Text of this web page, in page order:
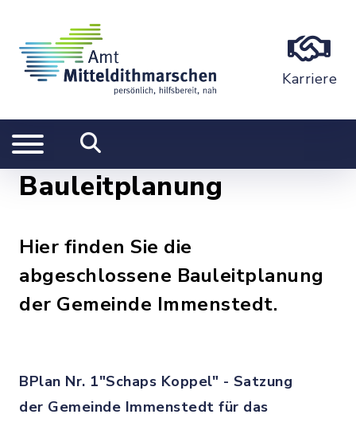
Karriere
Bauleitplanung
Hier finden Sie die
abgeschlossene Bauleitplanung
der Gemeinde Immenstedt.
BPlan Nr. 1"Schaps Koppel" - Satzung
der Gemeinde Immenstedt für das